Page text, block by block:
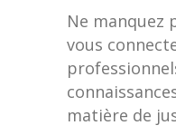
Ne manquez
vous
matière de